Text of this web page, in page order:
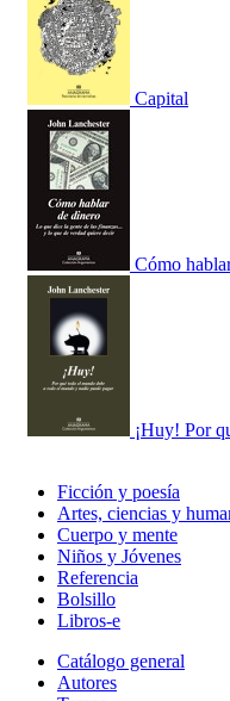
Capital
Cómo
¡Huy! Por
Ficción y poesía
Artes, ciencias y
Cuerpo y mente
Niños y Jóvenes
Referencia
Bolsillo
Libros-e
Catálogo general
Autores